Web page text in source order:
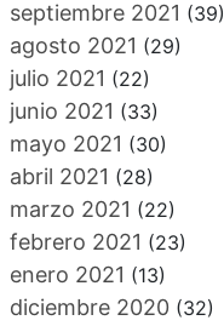
septiembre 2021 (39)
agosto 2021 (29)
julio 2021 (22)
junio 2021 (33)
mayo 2021 (30)
abril 2021 (28)
marzo 2021 (22)
febrero 2021 (23)
enero 2021 (13)
diciembre 2020(32)